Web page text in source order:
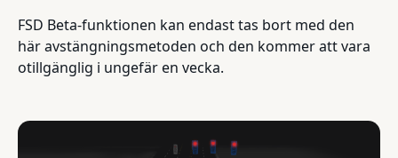
FSD Beta-funktionen kan endast tas bort med den
här avstängningsmetoden och den kommer att vara
otillgänglig i ungefär en vecka.